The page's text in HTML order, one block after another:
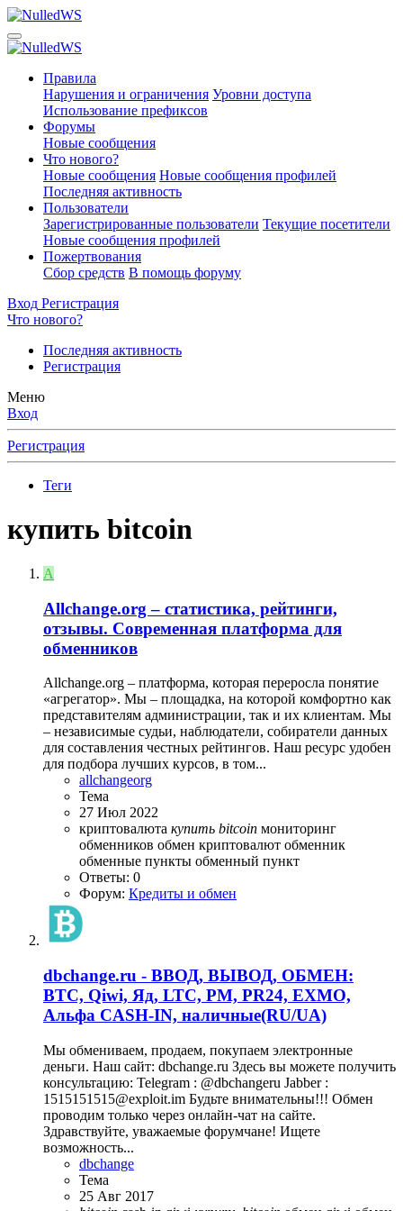
Правила
Нарушения и ограничения Уровни доступа
Использование префиксов
Форумы
Новые сообщения
Что нового?
Новые сообщения Новые сообщения профилей
Последняя активность
Пользователи
Зарегистрированные пользователи Текущие посетители
Новые сообщения профилей
Пожертвования
Сбор средств В помощь форуму
Вход Регистрация
Что нового?
Последняя активность
Регистрация
Меню
Вход
Регистрация
Теги
купить bitcoin
A
Allchange.org – статистика, рейтинги,
отзывы. Современная платформа для
обменников
Allchange.org – платформа, которая переросла понятие
«агрегатор». Мы – площадка, на которой комфортно как
представителям администрации, так и их клиентам. Мы
– независимые судьи, наблюдатели, собиратели данных
для составления честных рейтингов. Наш ресурс удобен
для подбора лучших курсов, в том...
allchangeorg
Тема
27 Июл 2022
криптовалюта купить bitcoin мониторинг
обменников обмен криптовалют обменник
обменные пункты обменный пункт
Ответы: 0
Форум: Кредиты и обмен
dbchange.ru - ВВОД, ВЫВОД, ОБМЕН:
BTC, Qiwi, Яд, LTC, PM, PR24, EXMO,
Альфа CASH-IN, наличные(RU/UA)
Мы обмениваем, продаем, покупаем электронные
деньги. Наш сайт: dbchange.ru Здесь вы можете получить
консультацию: Telegram : @dbсhangeru Jabber :
1515151515@exploit.im Будьте внимательны!!! Обмен
проводим только через онлайн-чат на сайте.
Здравствуйте, уважаемые форумчане! Ищете
возможность...
dbchange
Тема
25 Авг 2017